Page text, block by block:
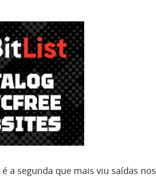
é a segunda que mais viu saídas nos